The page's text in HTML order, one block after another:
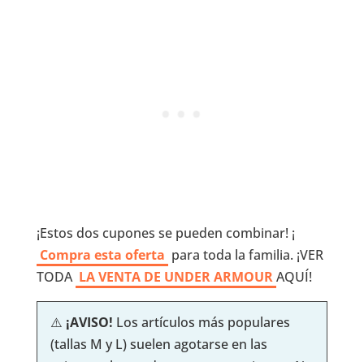
¡Estos dos cupones se pueden combinar! ¡
Compra esta oferta para toda la familia. ¡VER
TODA LA VENTA DE UNDER ARMOURAQUÍ!
⚠️ ¡AVISO! Los artículos más populares
(tallas M y L) suelen agotarse en las